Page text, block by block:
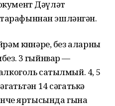
Дәүләт
эшләнгән.
көннәре, без аларны
3 гыйнвар —
сатылмый. 4, 5
14 сәгатькә
яртысында гына